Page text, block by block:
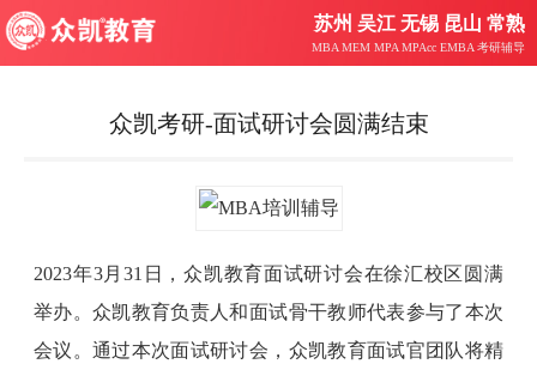
苏州 吴江 无锡 昆山 常熟
MBA MEM MPA MPAcc EMBA 考研辅导
众凯考研-面试研讨会圆满结束
2023年3月31日，众凯教育面试研讨会在徐汇校区圆满
举办。众凯教育负责人和面试骨干教师代表参与了本次
会议。通过本次面试研讨会，众凯教育面试官团队将精